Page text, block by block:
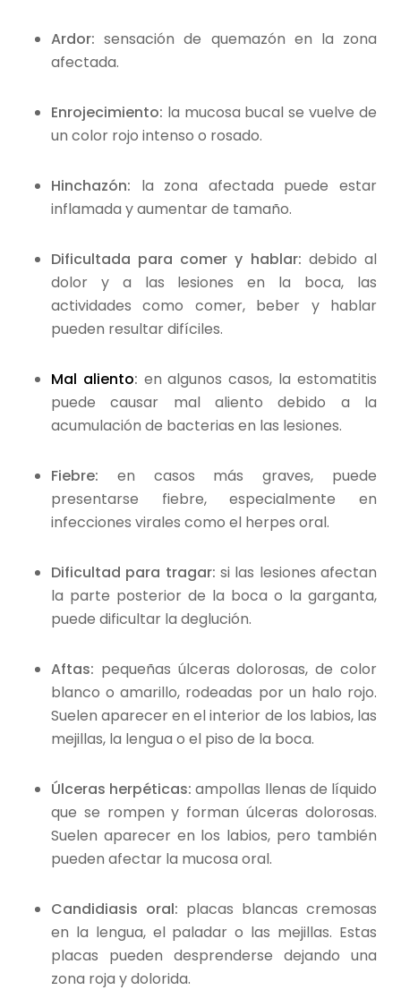
Ardor:sensación de quemazón en la zona
afectada.
Enrojecimiento: la mucosa bucal se vuelve de
un color rojo intenso o rosado.
Hinchazón: la zona afectada puede estar
inflamada y aumentar de tamaño.
Dificultada para comer y hablar: debido al
dolor y a las lesiones en la boca, las
actividades como comer, beber y hablar
pueden resultar difíciles.
Mal aliento: en algunos casos, la estomatitis
puede causar mal aliento debido a la
acumulación de bacterias en las lesiones.
Fiebre: en casos más graves, puede
presentarse fiebre, especialmente en
infecciones virales como el herpes oral.
Dificultad para tragar: si las lesiones afectan
la parte posterior de la boca o la garganta,
puede dificultar la deglución.
Aftas: pequeñas úlceras dolorosas, de color
blanco o amarillo, rodeadas por un halo rojo.
Suelen aparecer en el interior de los labios, las
mejillas, la lengua o el piso de la boca.
Úlceras herpéticas:ampollas llenas de líquido
que se rompen y forman úlceras dolorosas.
Suelen aparecer en los labios, pero también
pueden afectar la mucosa oral.
Candidiasis oral: placas blancas cremosas
en la lengua, el paladar o las mejillas. Estas
placas pueden desprenderse dejando una
zona roja y dolorida.